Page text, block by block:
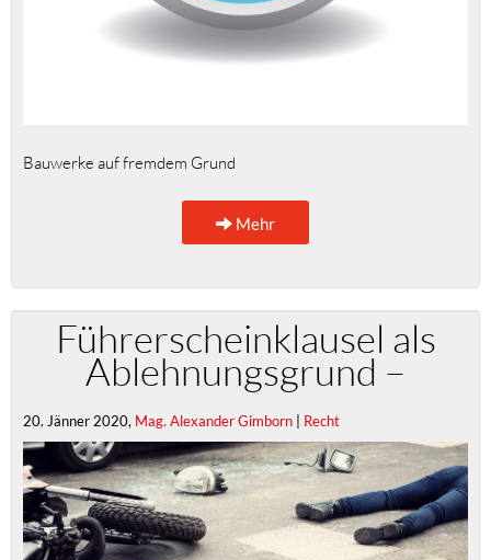
Bauwerke auf fremdem Grund
Mehr
Führerscheinklausel als
Ablehnungsgrund –
20. Jänner 2020, Mag. Alexander Gimborn | Recht